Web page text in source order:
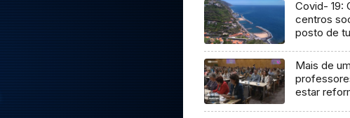
Covid- 19:
centros
posto de
Mais de
estar